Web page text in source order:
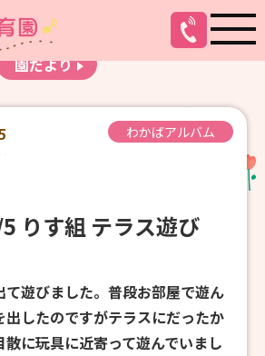
わかばアルバム
園だより
わかばアルバム
りす組 テラス遊び
て遊びました。普段お部屋で遊ん
出したのですがテラスにだったか
散に玩具に近寄って遊んでいまし